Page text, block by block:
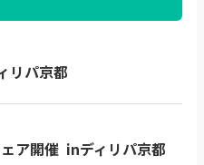
リパ京都
ア開催 inディリパ京都